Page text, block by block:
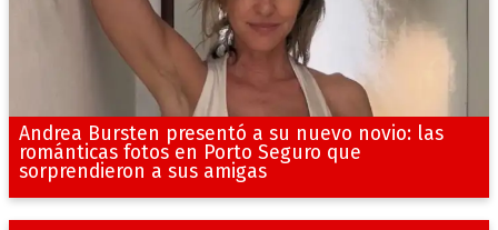
Andrea Bursten presentó a su nuevo novio: las
románticas fotos en Porto Seguro que
sorprendieron a sus amigas